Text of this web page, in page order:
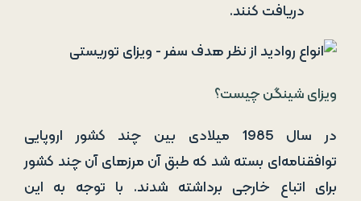
دریافت کنند.
ویزای شینگن چیست؟
در سال 1985 میلادی بین چند کشور اروپایی
توافقنامه‌ای بسته شد که طبق آن مرزهای آن چند کشور
برای اتباع خارجی برداشته شدند. با توجه به این